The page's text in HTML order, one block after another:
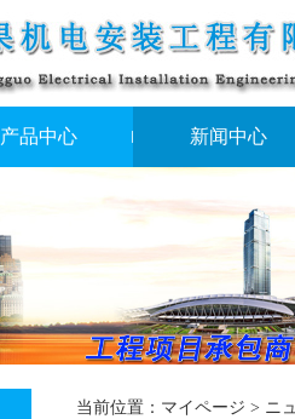
产品中心 新闻中心
当前位置： マイページ > ニ